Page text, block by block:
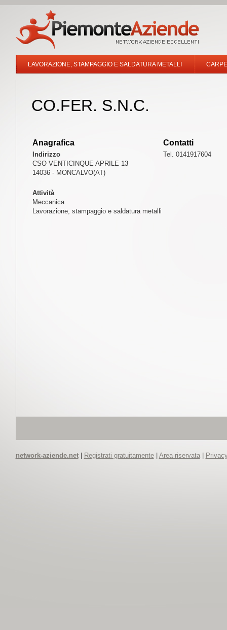
LAVORAZIONE, STAMPAGGIO E SALDATURA METALLI
CO.FER. S.N.C.
Anagrafica
Indirizzo
CSO VENTICINQUE APRILE 13
14036 - MONCALVO(AT)
Contatti
Tel. 0141917604
Attività
Meccanica
Lavorazione, stampaggio e saldatura metalli
network-aziende.net| Registrati gratuitamente| Area riservata|